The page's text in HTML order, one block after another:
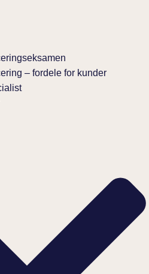
– fordele for kunder